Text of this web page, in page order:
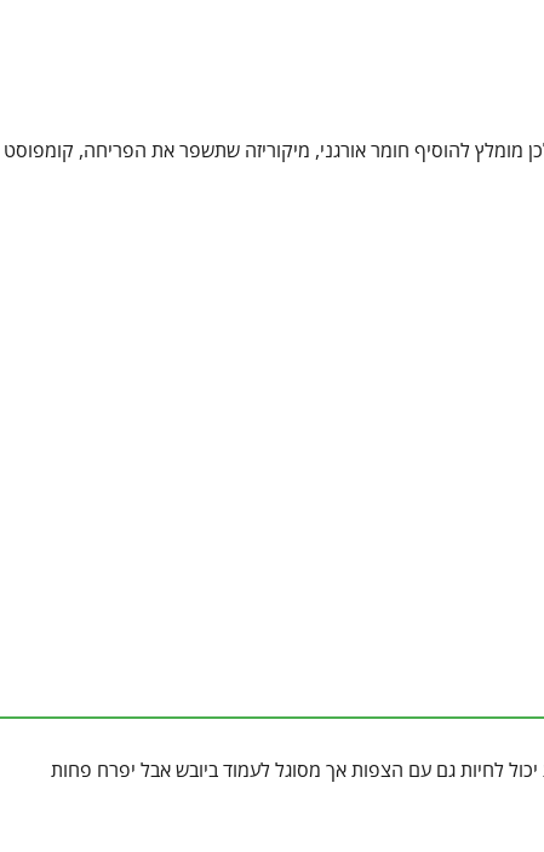
להוסיף חומר אורגני, מיקוריזה שתשפר את הפריחה, קומפוסט
לחיות גם עם הצפות אך מסוגל לעמוד ביובש אבל יפרח פחות